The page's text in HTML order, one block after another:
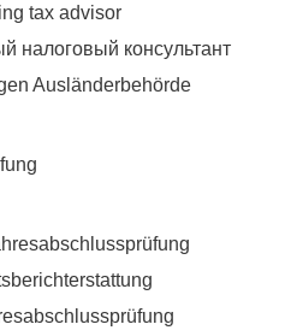
tax advisor
налоговый консультант
Ausländerbehörde